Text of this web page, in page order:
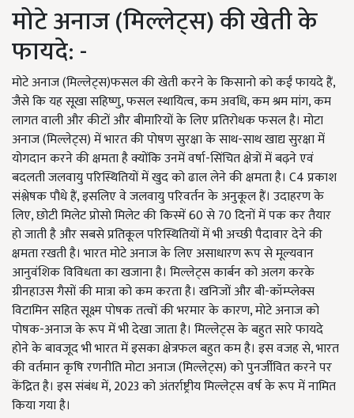
मोटे अनाज (मिल्लेट्स) की खेती के
फायदे: -
मोटे अनाज (मिल्लेट्स)फसल की खेती करने के किसानो को कईं फायदे हैं,
जैसे कि यह सूखा सहिष्णु, फसल स्थायित्व, कम अवधि, कम श्रम मांग, कम
लागत वाली और कीटों और बीमारियों के लिए प्रतिरोधक फसल है। मोटा
अनाज (मिल्लेट्स) में भारत की पोषण सुरक्षा के साथ-साथ खाद्य सुरक्षा में
योगदान करने की क्षमता है क्योंकि उनमें वर्षा-सिंचित क्षेत्रों में बढ़ने एवं
बदलती जलवायु परिस्थितियों में खुद को ढाल लेने की क्षमता है। C4 प्रकाश
संश्लेषक पौधे हैं, इसलिए वे जलवायु परिवर्तन के अनुकूल हैं। उदाहरण के
लिए, छोटी मिलेट प्रोसो मिलेट की किस्में 60 से 70 दिनों में पक कर तैयार
हो जाती है और सबसे प्रतिकूल परिस्थितियों में भी अच्छी पैदावार देने की
क्षमता रखती है। भारत मोटे अनाज के लिए असाधारण रूप से मूल्यवान
आनुवंशिक विविधता का खजाना है। मिल्लेट्स कार्बन को अलग करके
ग्रीनहाउस गैसों की मात्रा को कम करता है। खनिजों और बी-कॉम्प्लेक्स
विटामिन सहित सूक्ष्म पोषक तत्वों की भरमार के कारण, मोटे अनाज को
पोषक-अनाज के रूप में भी देखा जाता है। मिल्लेट्स के बहुत सारे फायदे
होने के बावजूद भी भारत में इसका क्षेत्रफल बहुत कम है। इस वजह से, भारत
की वर्तमान कृषि रणनीति मोटा अनाज (मिल्लेट्स) को पुनर्जीवित करने पर
केंद्रित है। इस संबंध में, 2023 को अंतर्राष्ट्रीय मिल्लेट्स वर्ष के रूप में नामित
किया गया है।